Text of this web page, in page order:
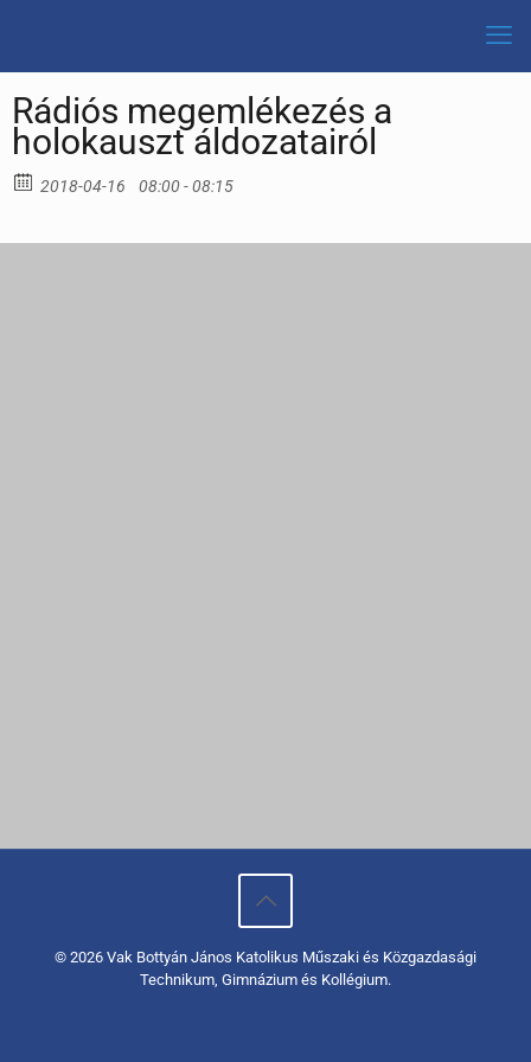
Rádiós megemlékezés a
holokauszt áldozatairól
2018-04-16 08:00 - 08:15
© 2026 Vak Bottyán János Katolikus Műszaki és Közgazdasági
Technikum, Gimnázium és Kollégium.